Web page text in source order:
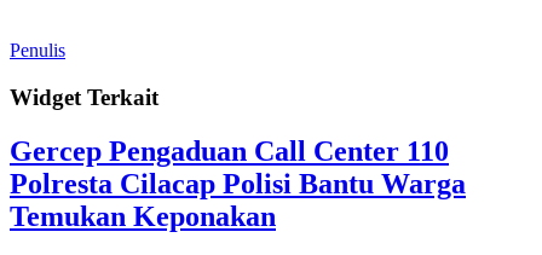
Penulis
Widget Terkait
Gercep Pengaduan Call Center 110
Polresta Cilacap Polisi Bantu Warga
Temukan Keponakan